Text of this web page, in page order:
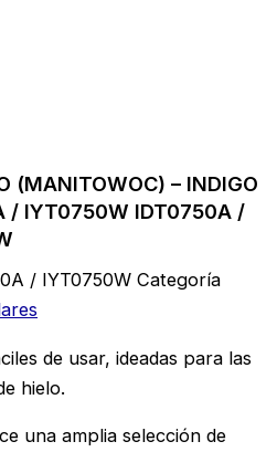
(MANITOWOC) – INDIGO
/ IYT0750W IDT0750A /
/ IYT0750W Categoría
de usar, ideadas para las
hielo.
una amplia selección de